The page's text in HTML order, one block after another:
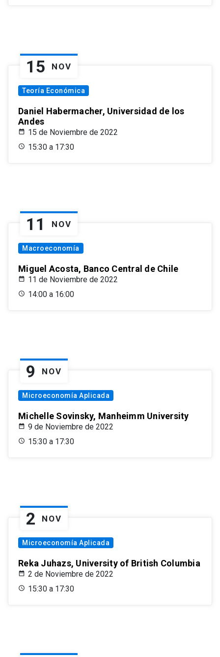
15 NOV
Teoría Económica
Daniel Habermacher, Universidad de los
Andes
15 de Noviembre de 2022
15:30 a 17:30
11 NOV
Macroeconomía
Miguel Acosta, Banco Central de Chile
11 de Noviembre de 2022
14:00 a 16:00
9 NOV
Microeconomía Aplicada
Michelle Sovinsky, Manheimm University
9 de Noviembre de 2022
15:30 a 17:30
2 NOV
Microeconomía Aplicada
Reka Juhazs, University of British Columbia
2 de Noviembre de 2022
15:30 a 17:30